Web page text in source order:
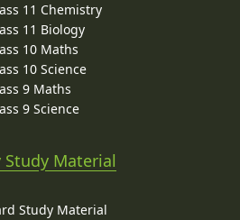
11 Chemistry
11 Biology
10 Maths
10 Science
9 Maths
9 Science
Material
Study Material